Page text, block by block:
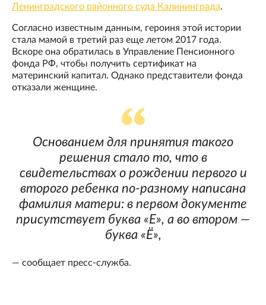
Ленинградского районного суда Калининграда.
Согласно известным данным, героиня этой истории
стала мамой в третий раз еще летом 2017 года.
Вскоре она обратилась в Управление Пенсионного
фонда РФ, чтобы получить сертификат на
материнский капитал. Однако представители фонда
отказали женщине.
Основанием для принятия такого
решения стало то, что в
свидетельствах о рождении первого и
второго ребенка по-разному написана
фамилия матери: в первом документе
присутствует буква «Е», а во втором —
буква «Ё»,
— сообщает пресс-служба.